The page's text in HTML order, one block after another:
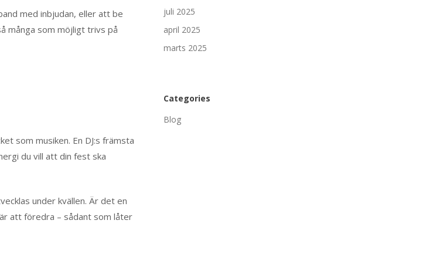
med inbjudan, eller att be
många som möjligt trivs på
som musiken. En DJ:s främsta
du vill att din fest ska
under kvällen. Är det en
att föredra – sådant som låter
juli 2025
april 2025
marts 2025
Categories
Blog